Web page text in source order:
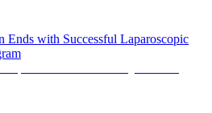
Ends with Successful Laparoscopic